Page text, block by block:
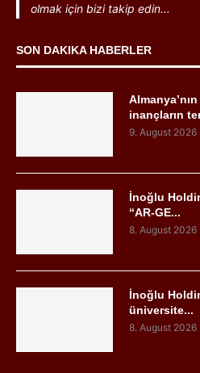
olmak için bizi takip edin...
SON DAKIKA HABERLER
inançların
9. August 2026
İnoğlu
“AR-GE...
8. August 2026
İnoğlu
üniversite...
8. August 2026